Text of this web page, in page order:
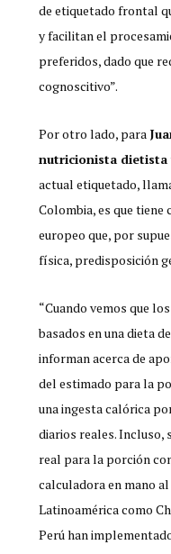
de etiquetado frontal
y facilitan el
preferidos, dado que
cognoscitivo”.
Por otro lado, para
nutricionista dietista
actual etiquetado,
Colombia, es que tiene
europeo que, por
física, predisposición
“Cuando vemos que
basados en una dieta
informan acerca de
del estimado para la
una ingesta calórica
diarios reales. Incluso,
real para la porción
calculadora en mano
Latinoamérica como
Perú han